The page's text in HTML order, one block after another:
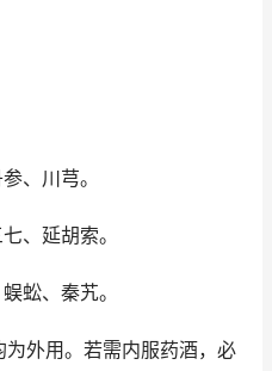
、川芎。
、延胡索。
蚣、秦艽。
外用。若需内服药酒，必